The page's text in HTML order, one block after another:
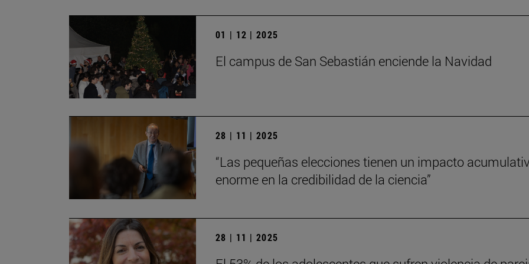
01 | 12 | 2025
El campus de San Sebastián enciende la Navidad
28 | 11 | 2025
“Las pequeñas elecciones tienen un impacto
enorme en la credibilidad de la ciencia”
28 | 11 | 2025